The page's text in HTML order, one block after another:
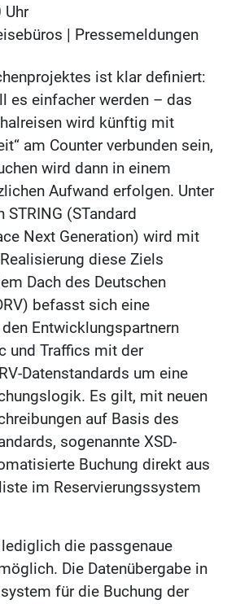
Uhr
| Pressemeldungen
ist klar definiert:
es einfacher werden – das
wird künftig mit
am Counter verbunden sein,
wird dann in einem
Aufwand erfolgen. Unter
(STandard
Next Generation) wird mit
diese Ziels
Dach des Deutschen
befasst sich eine
Entwicklungspartnern
und Traffics mit der
Datenstandards um eine
Es gilt, mit neuen
auf Basis des
sogenannte XSD-
Buchung direkt aus
im Reservierungssystem
die passgenaue
Die Datenübergabe in
für die Buchung der